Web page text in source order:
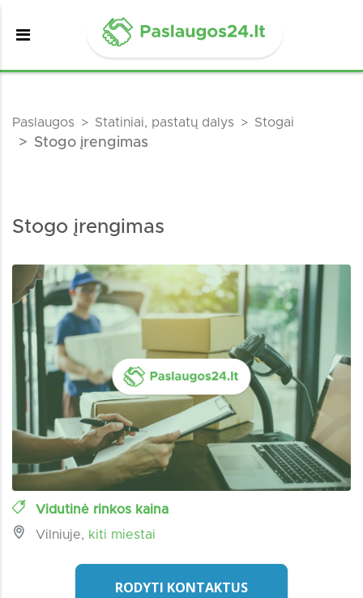
Paslaugos Statiniai, pastatų dalys Stogai
Stogo įrengimas
Stogo įrengimas
Vidutinė rinkos kaina
Vilniuje, kiti miestai
RODYTI KONTAKTUS